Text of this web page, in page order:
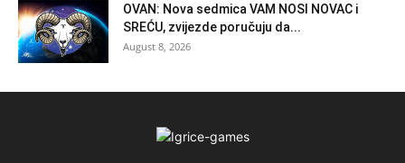
OVAN: Nova sedmica VAM NOSI NOVAC i
SREĆU, zvijezde poručuju da...
August 8, 2026